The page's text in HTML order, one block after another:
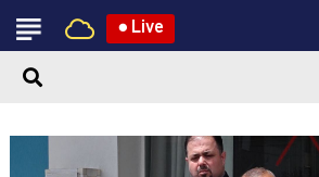
● Live